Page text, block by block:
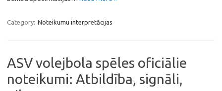
Category: Noteikumu interpretācijas
ASV volejbola spēles oficiālie
noteikumi: Atbildība, signāli,